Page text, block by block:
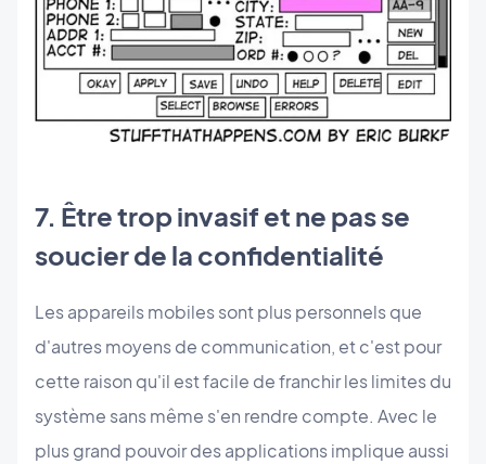
7. Être trop invasif et ne pas se
soucier de la confidentialité
Les appareils mobiles sont plus personnels que
d'autres moyens de communication, et c'est pour
cette raison qu'il est facile de franchir les limites du
système sans même s'en rendre compte. Avec le
plus grand pouvoir des applications implique aussi